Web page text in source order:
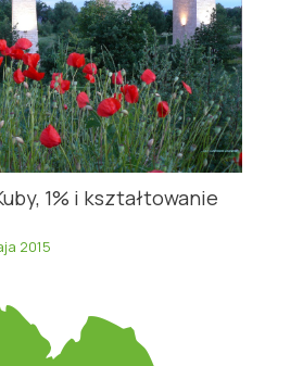
1% i kształtowanie
2015